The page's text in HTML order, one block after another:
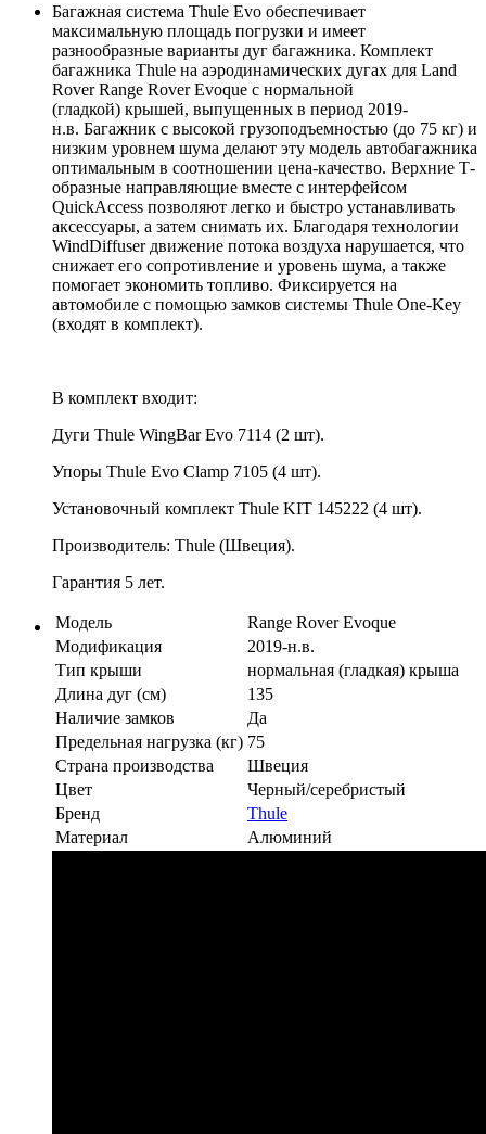
Багажная система Thule Evo обеспечивает
максимальную площадь погрузки и имеет
разнообразные варианты дуг багажника. Комплект
багажника Thule на аэродинамических дугах для Land
Rover Range Rover Evoque с нормальной
(гладкой) крышей, выпущенных в период 2019-
н.в. Багажник с высокой грузоподъемностью (до 75 кг) и
низким уровнем шума делают эту модель автобагажника
оптимальным в соотношении цена-качество. Верхние Т-
образные направляющие вместе с интерфейсом
QuickAccess позволяют легко и быстро устанавливать
аксессуары, а затем снимать их. Благодаря технологии
WindDiffuser движение потока воздуха нарушается, что
снижает его сопротивление и уровень шума, а также
помогает экономить топливо. Фиксируется на
автомобиле с помощью замков системы Thule One-Key
(входят в комплект).
В комплект входит:
Дуги Thule WingBar Evo 7114 (2 шт).
Упоры Thule Evo Clamp 7105 (4 шт).
Установочный комплект Thule KIT 145222 (4 шт).
Производитель: Thule (Швеция).
Гарантия 5 лет.
Модель
Range Rover Evoque
Модификация
2019-н.в.
Тип крыши
нормальная (гладкая) крыша
Длина дуг (см)
135
Наличие замков
Да
Предельная нагрузка (кг) 75
Страна производства
Швеция
Цвет
Черный/серебристый
Бренд
Thule
Материал
Алюминий